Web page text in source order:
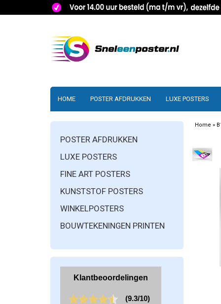
HOME POSTER AFDRUKKEN LUXE POSTERS
POSTER AFDRUKKEN
LUXE POSTERS
FINE ART POSTERS
KUNSTSTOF POSTERS
WINKELPOSTERS
BOUWTEKENINGEN PRINTEN
Home »